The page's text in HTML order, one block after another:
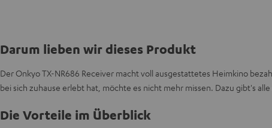
Darum lieben wir dieses Produkt
Der Onkyo TX-NR686 Receiver macht voll ausgestattetes Heimkino
bei sich zuhause erlebt hat, möchte es nicht mehr missen. Dazu gibt's
Die Vorteile im Überblick